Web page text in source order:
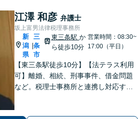
江澤 和彦 弁護士
坂上富男法律税理事務所
新
潟
県
|
三
条
市
東三条駅 か
ら徒歩10分
営業時間：08:30~
17:00（平日）
【東三条駅徒歩10分】【法テラス利用
可】離婚、相続、刑事事件、借金問題
など。税理士事務所と連携し対応する